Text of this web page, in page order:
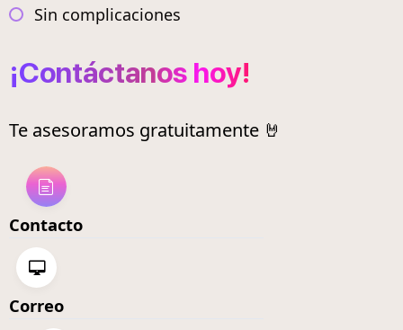
Sin complicaciones
¡Contáctanos hoy!
Te asesoramos gratuitamente 🤘
Contacto
Correo